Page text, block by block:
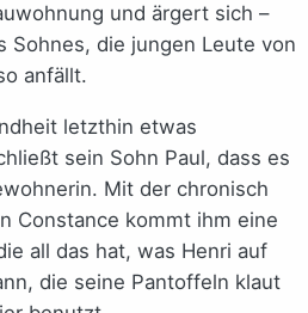
und ärgert sich –
Sohnes, die jungen Leute von
anfällt.
letzthin etwas
sein Sohn Paul, dass es
Mit der chronisch
Constance kommt ihm eine
all das hat, was Henri auf
die seine Pantoffeln klaut